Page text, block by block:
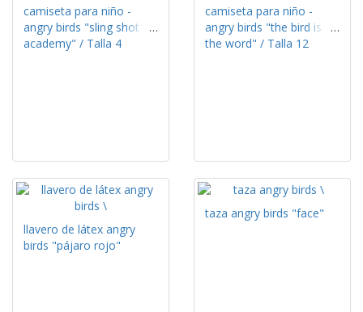
camiseta para niño -
angry birds "sling shot
academy" / Talla 4
camiseta para niño -
angry birds "the bird is
the word" / Talla 12
llavero de látex angry
birds "pájaro rojo"
taza angry birds "face"